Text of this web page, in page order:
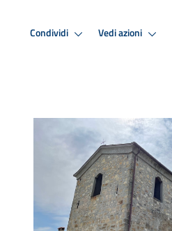
Condividi Vedi azioni